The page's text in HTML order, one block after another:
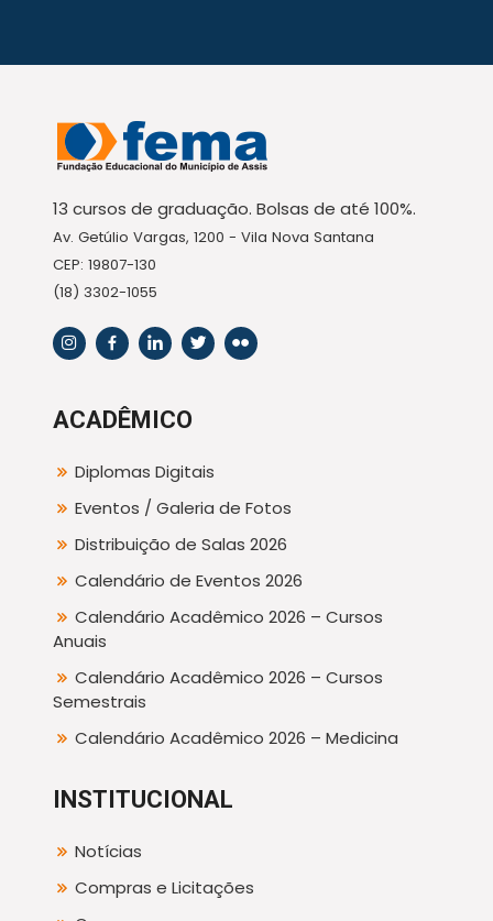
13 cursos de graduação. Bolsas de até 100%.
Av. Getúlio Vargas, 1200 - Vila Nova Santana
CEP: 19807-130
(18) 3302-1055
ACADÊMICO
Diplomas Digitais
Eventos / Galeria de Fotos
Distribuição de Salas 2026
Calendário de Eventos 2026
Calendário Acadêmico 2026 – Cursos
Anuais
Calendário Acadêmico 2026 – Cursos
Semestrais
Calendário Acadêmico 2026 – Medicina
INSTITUCIONAL
Notícias
Compras e Licitações